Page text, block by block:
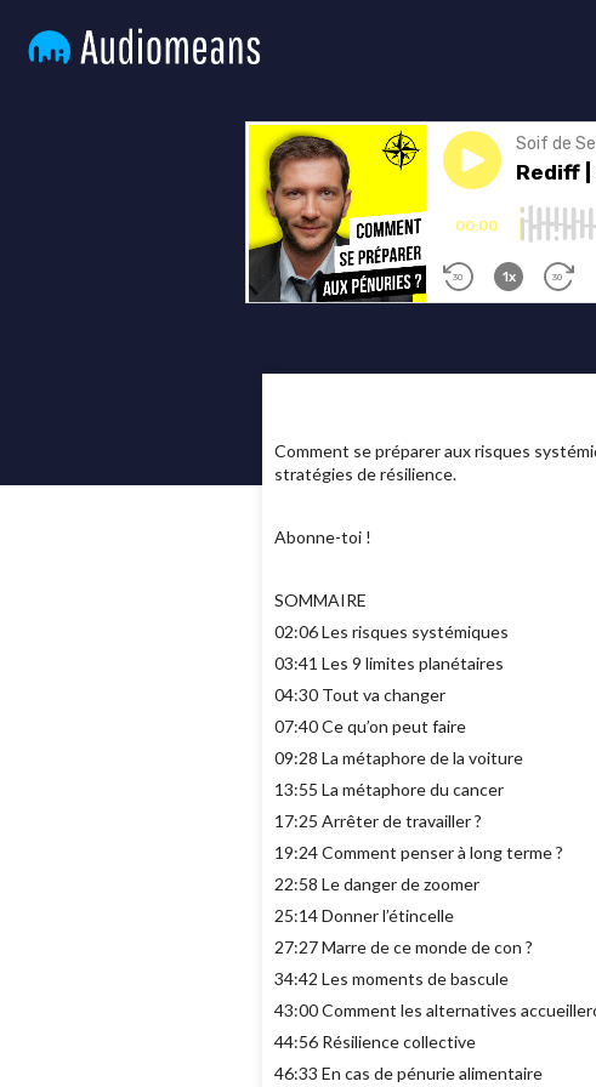
Comment se préparer aux risques
stratégies de résilience.
Abonne-toi !
SOMMAIRE
02:06 Les risques systémiques
03:41 Les 9 limites planétaires
04:30 Tout va changer
07:40 Ce qu’on peut faire
09:28 La métaphore de la voiture
13:55 La métaphore du cancer
17:25 Arrêter de travailler ?
19:24 Comment penser à long terme ?
22:58 Le danger de zoomer
25:14 Donner l’étincelle
27:27 Marre de ce monde de con ?
34:42 Les moments de bascule
43:00 Comment les alternatives
44:56 Résilience collective
46:33 En cas de pénurie alimentaire